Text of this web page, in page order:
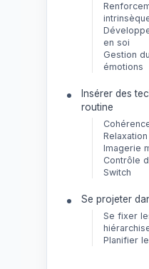
en soi
Gestion
émotions
Insérer des
routine
Relaxation
Imagerie
Contrôle
Switch
Se projeter
Se fixer
Planifier